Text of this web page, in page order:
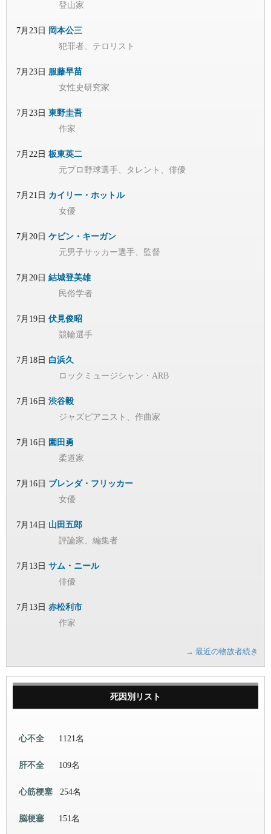
登山家
7月23日 岡本公三
犯罪者、テロリスト
7月23日 服藤早苗
女性史研究家
7月23日 東野圭吾
作家
7月22日 板東英二
元プロ野球選手、タレント、俳優
7月21日 カイリー・ホットル
女優
7月20日 ケビン・キーガン
元男子サッカー選手、監督
7月20日 結城登美雄
民俗学者
7月19日 伏見俊昭
競輪選手
7月18日 白浜久
ロックミュージシャン・ARB
7月16日 渋谷毅
ジャズピアニスト、作曲家
7月16日 園田勇
柔道家
7月16日 ブレンダ・フリッカー
女優
7月14日 山田五郎
評論家、編集者
7月13日 サム・ニール
俳優
7月13日 赤松利市
作家
→ 最近の物故者続き
死因別リスト
心不全 1121名
肝不全 109名
心筋梗塞 254名
脳梗塞 151名